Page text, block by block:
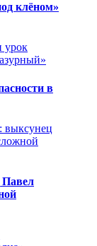
клёном»
в
Павел